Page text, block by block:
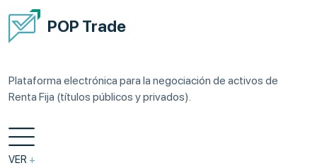
POP Trade
Plataforma electrónica para la negociación de activos de
Renta Fija (títulos públicos y privados).
VER +